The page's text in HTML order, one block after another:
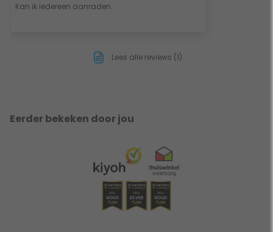
Kan ik iedereen aanraden.
Lees alle reviews (1)
Eerder bekeken door jou